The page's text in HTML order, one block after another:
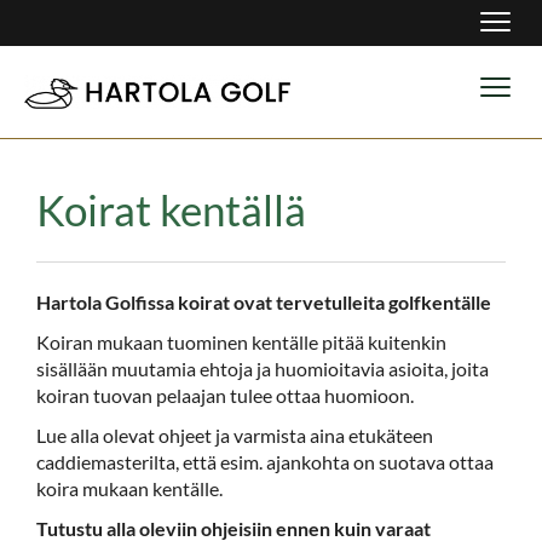
Koirat kentällä
Hartola Golfissa koirat ovat tervetulleita golfkentälle
Koiran mukaan tuominen kentälle pitää kuitenkin
sisällään muutamia ehtoja ja huomioitavia asioita, joita
koiran tuovan pelaajan tulee ottaa huomioon.
Lue alla olevat ohjeet ja varmista aina etukäteen
caddiemasterilta, että esim. ajankohta on suotava ottaa
koira mukaan kentälle.
Tutustu alla oleviin ohjeisiin ennen kuin varaat